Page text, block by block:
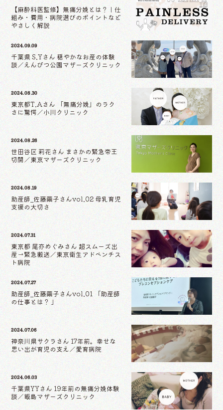
【麻酔科医監修】無痛分娩とは？｜仕
組み・費用・病院選びのポイントなど
やさしく解説
2024.09.09
千葉県 S.Yさん 穏やかなお産の体験
談／えんぴつ公園マザーズクリニック
2024.08.30
東京都T.Aさん 「無痛分娩」のラク
さに驚愕／小川クリニック
2024.08.26
世田谷区 莉花さん まさかの緊急帝王
切開／東京マザーズクリニック
2024.08.19
助産師_佐藤繭子さんvol.02 母乳育児
支援の大切さ
2024.07.31
東京都 尾亦めぐみさん 超スムーズ出
産→緊急搬送／東京衛生アドベンチス
ト病院
2024.07.27
助産師_佐藤繭子さんvol.01 「助産師
の仕事とは？ 」
2024.07.06
神奈川県サクラさん 17年前。幸せな
思い出が育児の支え／愛育病院
2024.06.03
千葉県YYさん 19年前の無痛分娩体験
談／飯島マザーズクリニック